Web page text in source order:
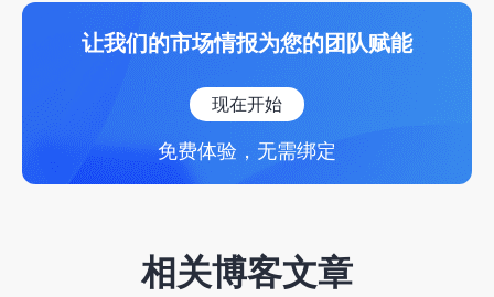
让我们的市场情报为您的团队赋能
现在开始
免费体验，无需绑定
相关博客文章